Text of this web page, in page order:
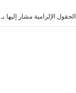
الحقول الإلزامية مشار إليها بـ